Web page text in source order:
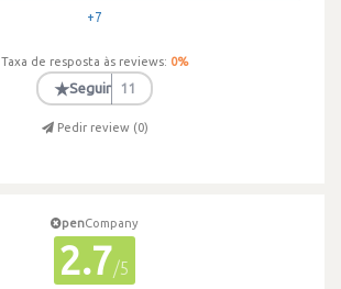
+7
Taxa de resposta às reviews: 0%
★Seguir 11
Pedir review (0)
penCompany
2.7/5